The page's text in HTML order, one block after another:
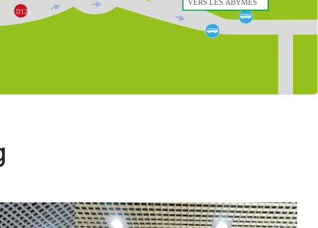
VERS LES ABYMES
D126